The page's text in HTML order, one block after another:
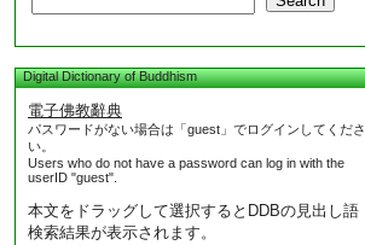
Digital Dictionary of Buddhism
電子佛教辭典
パスワードがない場合は「guest」でログインしてくださ
い。
Users who do not have a password can log in with the
userID "guest".
本文をドラッグして選択するとDDBの見出し語
検索結果が表示されます。